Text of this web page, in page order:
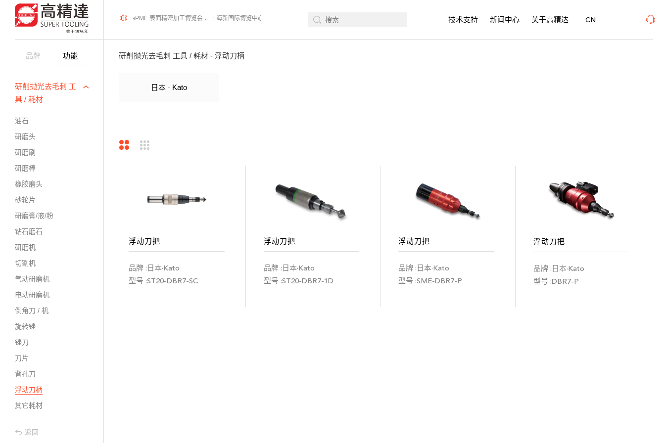
品牌 功能
研削抛光去毛刺 工
具 / 耗材
油石
研磨头
研磨刷
研磨棒
橡胶磨头
砂轮片
研磨膏/液/粉
钻石磨石
研磨机
切割机
气动研磨机
电动研磨机
倒角刀 / 机
旋转锉
锉刀
刀片
背孔刀
浮动刀柄
其它耗材
返回
2026年08月12-14日、SurfacePME 表面精密加工博览会 、上海新国际博览中心· 浦东、W1馆E21 、欢迎莅临指导 2026年08月12-14日、SurfacePME 表面精密加工博览会 、上海新国际博览中心· 浦东、W1馆E21 、欢迎莅临指导
技术支持 新闻中心 关于高精达 CN
研削抛光去毛刺 工具 / 耗材 - 浮动刀柄
日本 · Kato
浮动刀把
品牌 :日本·Kato
型号 :ST20-DBR7-SC
浮动刀把
品牌 :日本·Kato
型号 :ST20-DBR7-1D
浮动刀把
品牌 :日本·Kato
型号 :SME-DBR7-P
浮动刀把
品牌 :日本·Kato
型号 :DBR7-P